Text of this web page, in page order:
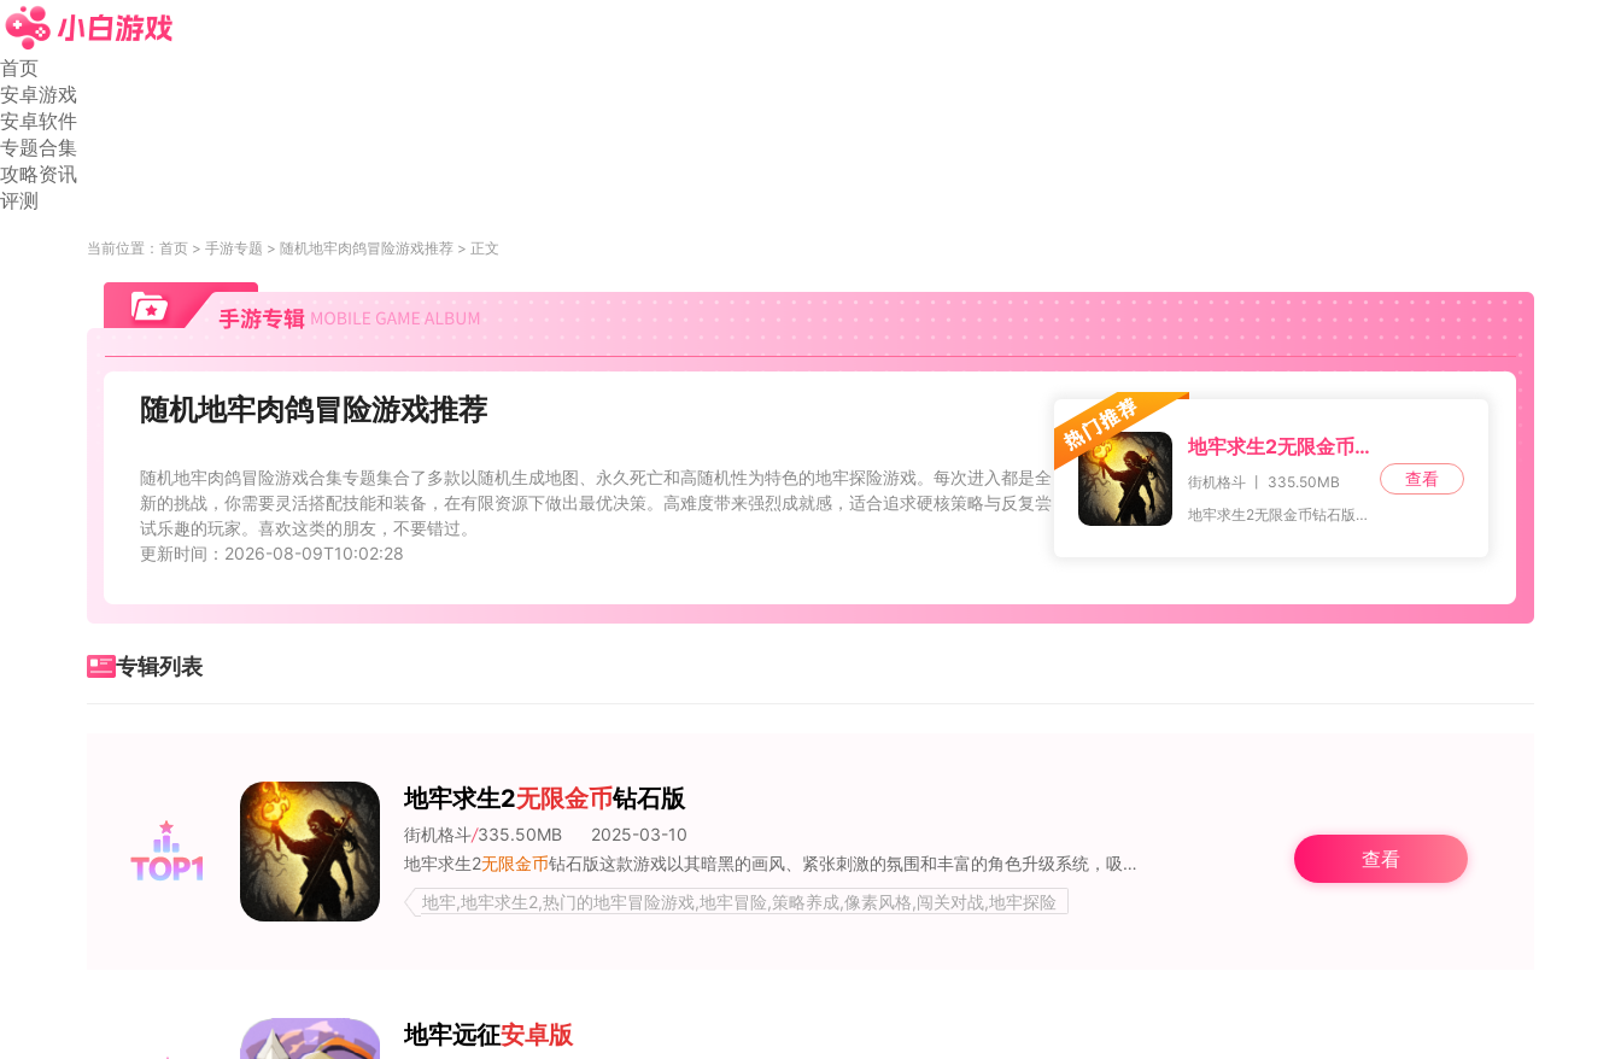
首页
安卓游戏
安卓软件
专题合集
攻略资讯
评测
当前位置： 首页 手游专题 随机地牢肉鸽冒险游戏推荐 正文
随机地牢肉鸽冒险游戏推荐
随机地牢肉鸽冒险游戏合集专题集合了多款以随机生成地图、永久死亡和高随机性为特色的地牢探险游戏。每次进入都是全
新的挑战，你需要灵活搭配技能和装备，在有限资源下做出最优决策。高难度带来强烈成就感，适合追求硬核策略与反复尝
试乐趣的玩家。喜欢这类的朋友，不要错过。
更新时间：2026-08-09T10:02:28
地牢求生2无限金币钻石版
街机格斗 丨 335.50MB
地牢求生2无限金币钻石版这款游戏以其暗黑的画风、紧张刺激的氛围和丰富的角色升级系统，吸引了众多玩家的喜爱。如果你对暗黑风格、地牢探险和角色升级感兴趣，那么不妨来
查看
专辑列表
地牢求生2无限金币钻石版
街机格斗/335.50MB
2025-03-10
地牢求生2无限金币钻石版这款游戏以其暗黑的画风、紧张刺激的氛围和丰富的角色升级系统，吸引了众多玩家的喜爱。如果你对暗黑风格、地牢探险和角色升级感兴趣，那么不妨来
地牢,地牢求生2,热门的地牢冒险游戏,地牢冒险,策略养成,像素风格,闯关对战,地牢探险
查看
地牢远征安卓版